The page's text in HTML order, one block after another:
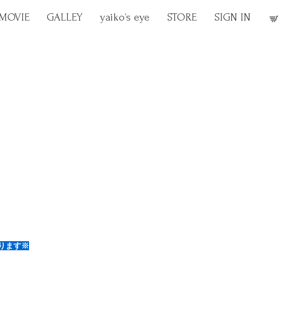
GALLEY yaiko’s eye STORE SIGN IN
ます※